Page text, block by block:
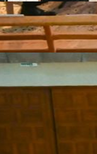
Aller au contenu